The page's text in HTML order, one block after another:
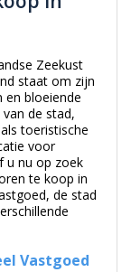
Zeekust
staat om zijn
en bloeiende
de stad,
toeristische
voor
u nu op zoek
te koop in
de stad
Vastgoed